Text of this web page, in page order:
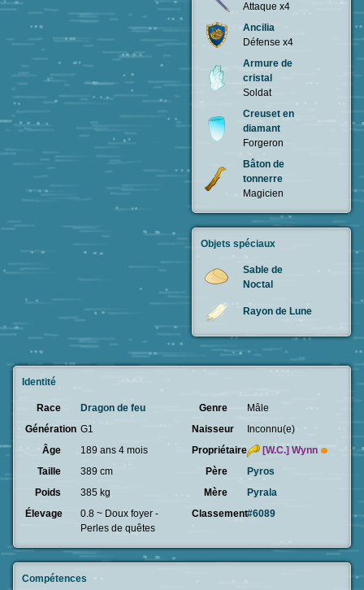
Identité
Race Dragon de feu Genre
Mâle
Génération G1 Naisseur
Inconnu(e)
Âge
189 ans 4 mois Propriétaire [W.C.]Wynn
Taille
389 cm Père
Pyros
Poids
385 kg Mère
Pyrala
Élevage
0.8 ~ Doux foyer -
Perles de quêtes
Classement#6089
Compétences
Attaque x4
Ancilia
Défense x4
Armure de
cristal
Soldat
Creuset en
diamant
Forgeron
Bâton de
tonnerre
Magicien
Objets spéciaux
Sable de
Noctal
Rayon de Lune